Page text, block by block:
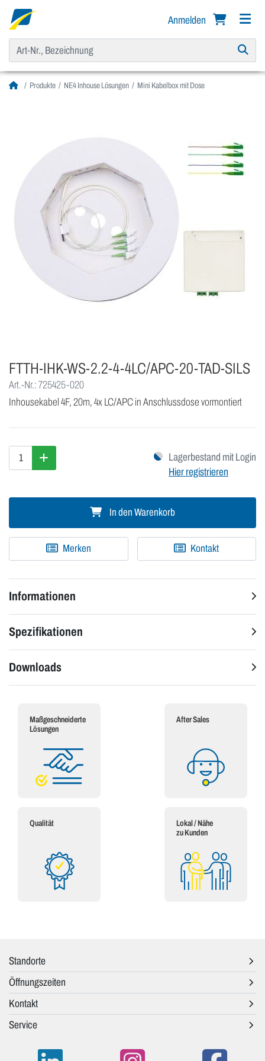
Anmelden
Produkte NE4 Inhouse Lösungen Mini Kabelbox mit Dose
FTTH-IHK-WS-2.2-4-4LC/APC-20-TAD-SILS
Art.-Nr.: 725425-020
Inhousekabel 4F, 20m, 4x LC/APC in Anschlussdose vormontiert
Lagerbestand mit Login
Hier registrieren
In den Warenkorb
Merken Kontakt
Informationen
Spezifikationen
Downloads
Maßgeschneiderte
Lösungen
After Sales
Qualität
Lokal / Nähe
zu Kunden
Standorte
Öffnungszeiten
Kontakt
Service